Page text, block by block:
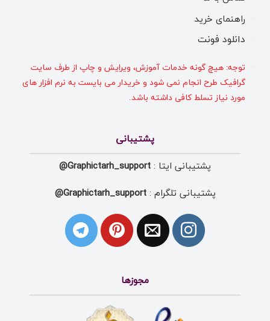
راهنمای خرید
دانلود فونت
توجه: هیچ گونه خدمات آموزش، ویرایش و چاپ از طرف سایت
گرافیک طرح انجام نمی شود و خریدار می بایست به نرم افزار های
مورد نیاز تسلط کافی داشته باشد.
پشتیبانی
پشتیبانی ایتا : Graphictarh_support@
پشتیبانی تلگرام :Graphictarh_support@
مجوزها